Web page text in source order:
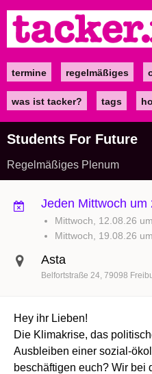
zum
Inhalt
Maintermine regelmäßiges
was ist tacker? tags
Students For Future
Regelmäßiges Plenum
Jeden Mittwoch um
Mittwoch, 12.08.26
Mittwoch, 19.08.26
Asta
Belfortstraße 24 79098
Hey ihr Lieben!
Die Klimakrise, das
Ausbleiben einer sozial-
beschäftigen euch? Wir bei